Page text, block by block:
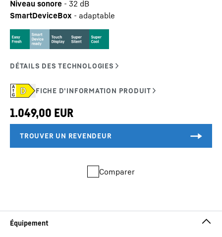
Niveau sonore - 32 dB
SmartDeviceBox - adaptable
Comparer